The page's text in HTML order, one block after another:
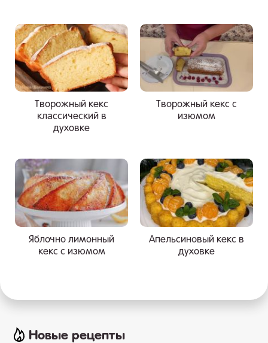
Творожный кекс
классический в
духовке
Творожный кекс с
изюмом
Яблочно лимонный
кекс с изюмом
Апельсиновый кекс в
духовке
Новые рецепты